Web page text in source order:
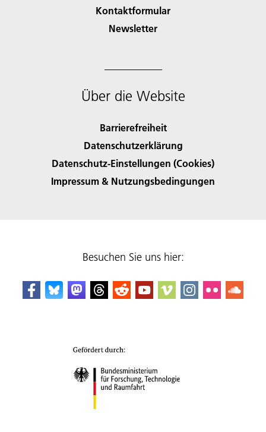
Kontaktformular
Newsletter
Über die Website
Barrierefreiheit
Datenschutzerklärung
Datenschutz-Einstellungen (Cookies)
Impressum & Nutzungsbedingungen
Besuchen Sie uns hier: